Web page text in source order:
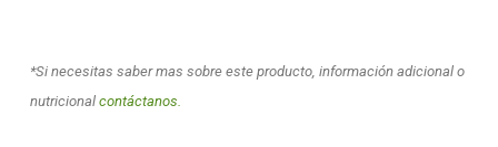
*Si necesitas saber mas sobre este producto, información adicional o
nutricional contáctanos.